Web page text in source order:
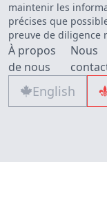
maintenir les
précises que
preuve de diligence
À propos
de nous
Nous
English